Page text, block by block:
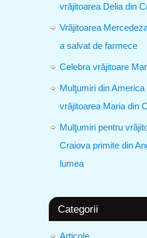
vrăjitoarea Delia din
Vrăjitoarea
a salvat de farmece
Celebra vrăjitoare
Mulţumiri din America
vrăjitoarea Maria din
Mulţumiri pentru
Craiova primite din
lumea
Categorii
Articole